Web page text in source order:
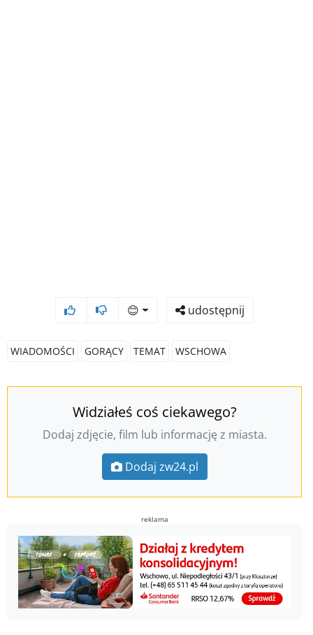
😊 udostępnij
WIADOMOŚCI GORĄCY TEMAT WSCHOWA
Widziałeś coś ciekawego?
Dodaj zdjęcie, film lub informację z miasta.
Dodaj zw24.pl
reklama